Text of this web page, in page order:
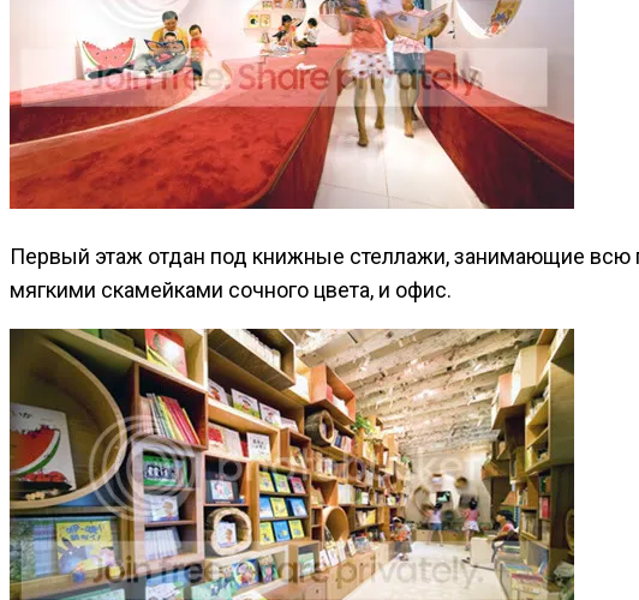
Первый этаж отдан под книжные стеллажи, занимающие всю
мягкими скамейками сочного цвета, и офис.